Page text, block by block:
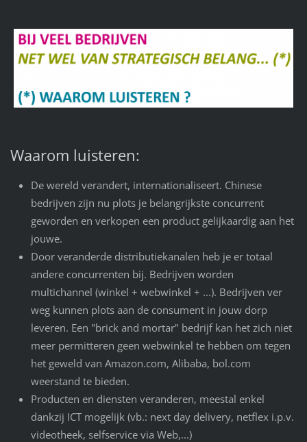
Waarom luisteren:
De wereld verandert, internationaliseert. Chinese
bedrijven zijn nu plots je belangrijkste concurrent
geworden en verkopen een product gelijkaardig aan het
jouwe.
Door veranderde distributiekanalen heb je er totaal
andere concurrenten bij. Bedrijven worden
multichannel (winkel + webwinkel + ...). Bedrijven ver
weg kunnen plots aan de consument in jouw dorp
leveren. Een "brick and mortar" bedrijf kan het zich niet
meer permitteren geen webwinkel te hebben om tegen
het geweld van Amazon.com, Alibaba, bol.com
weerstand te bieden.
Producten en diensten veranderen, meestal enkel
dankzij ICT mogelijk (vb.: next day delivery, netflex i.p.v.
videotheek, selfservice via Web,...)